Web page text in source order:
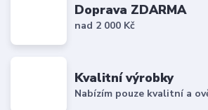
Doprava ZDARMA
nad 2 000 Kč
Kvalitní výrobky
Nabízím pouze kvalitní a